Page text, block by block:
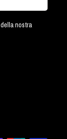
nostra